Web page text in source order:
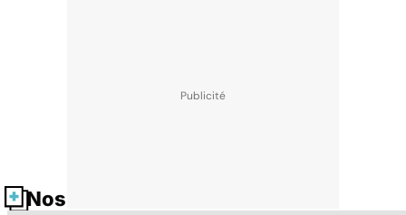
Nos fiches santé